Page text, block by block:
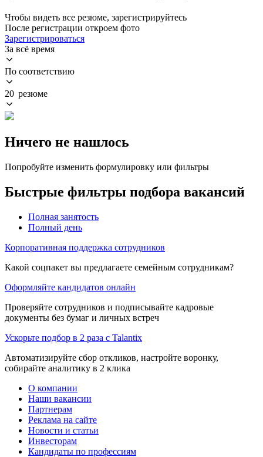
Чтобы видеть все резюме, зарегистрируйтесь
После регистрации откроем фото
Зарегистрироваться
За всё время
По соответствию
20 резюме
Ничего не нашлось
Попробуйте изменить формулировку или фильтры
Быстрые фильтры подбора вакансий
Полная занятость
Полный день
Корпоративная поддержка сотрудников
Какой соцпакет вы предлагаете семейным сотрудникам?
Оформляйте кандидатов онлайн
Проверяйте сотрудников и подписывайте кадровые
документы без бумаг и личных встреч
Ускорьте подбор в 2 раза с Talantix
Автоматизируйте сбор откликов, настройте воронку,
собирайте аналитику в 2 клика
О компании
Наши вакансии
Партнерам
Реклама на сайте
Новости и статьи
Инвесторам
Кандидаты по профессиям